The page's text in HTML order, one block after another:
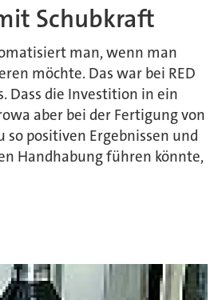
Schubkraft
man, wenn man
möchte. Das war bei RED
Dass die Investition in ein
aber bei der Fertigung von
so positiven Ergebnissen und
Handhabung führen könnte,